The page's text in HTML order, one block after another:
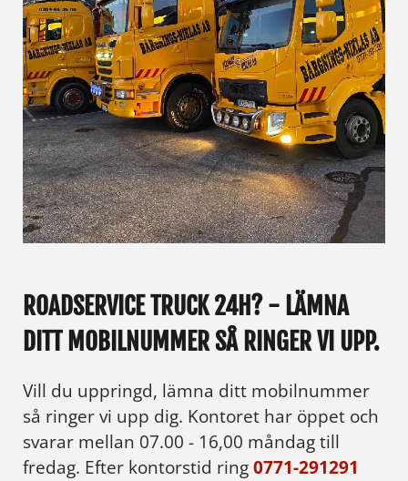
ROADSERVICE TRUCK 24H? - LÄMNA
DITT MOBILNUMMER SÅ RINGER VI UPP.
Vill du uppringd, lämna ditt mobilnummer
så ringer vi upp dig. Kontoret har öppet och
svarar mellan 07.00 - 16,00 måndag till
fredag. Efter kontorstid ring0771-291291